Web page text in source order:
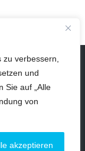
verbessern,
und
Sie auf „Alle
von
akzeptieren